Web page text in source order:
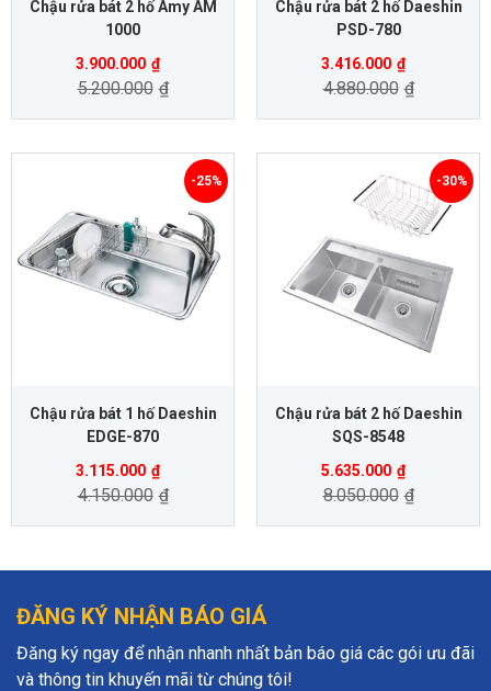
Chậu rửa bát 2 hố Amy AM
1000
3.900.000 ₫
5.200.000 ₫
Chậu rửa bát 2 hố Daeshin
PSD-780
3.416.000 ₫
4.880.000 ₫
Chậu rửa bát 1 hố Daeshin
EDGE-870
3.115.000 ₫
4.150.000 ₫
-25%
Chậu rửa bát 2 hố Daeshin
SQS-8548
5.635.000 ₫
8.050.000 ₫
-30%
ĐĂNG KÝ NHẬN BÁO GIÁ
Đăng ký ngay để nhận nhanh nhất bản báo giá các gói ưu đãi
và thông tin khuyến mãi từ chúng tôi!